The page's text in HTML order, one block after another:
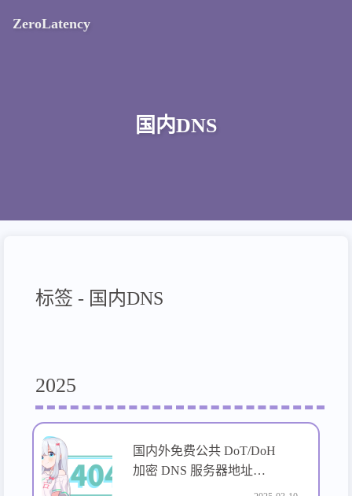
ZeroLatency
国内DNS
标签 - 国内DNS
2025
国内外免费公共 DoT/DoH
加密 DNS 服务器地址大